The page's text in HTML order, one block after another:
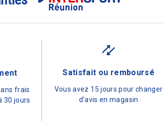
frais
30 jours
Satisfait ou remboursé
Vous avez 15 jours pour changer
d'avis en magasin